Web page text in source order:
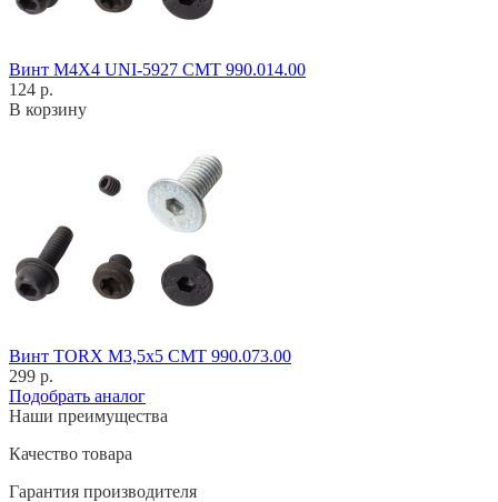
Винт M4X4 UNI-5927 CMT 990.014.00
124 р.
В корзину
Винт TORX M3,5x5 CMT 990.073.00
299 р.
Подобрать аналог
Наши преимущества
Качество товара
Гарантия производителя